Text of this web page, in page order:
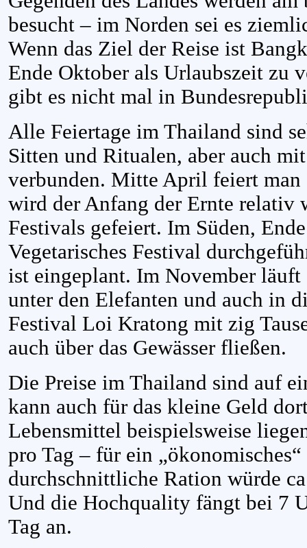
besucht – im Norden sei es
Wenn das Ziel der Reise ist
Ende Oktober als Urlaubszeit zu
gibt es nicht mal in
Alle Feiertage im Thailand sind
Sitten und Ritualen, aber auch
verbunden. Mitte April feiert
wird der Anfang der Ernte relativ
Festivals gefeiert. Im Süden,
Vegetarisches Festival
ist eingeplant. Im November
unter den Elefanten und auch in
Festival Loi Kratong mit zig
auch über das Gewässer fließen.
Die Preise im Thailand sind auf
kann auch für das kleine Geld
Lebensmittel beispielsweise
pro Tag – für ein „ökonomisches“
durchschnittliche Ration würde
Und die Hochquality fängt bei 7
Tag an.